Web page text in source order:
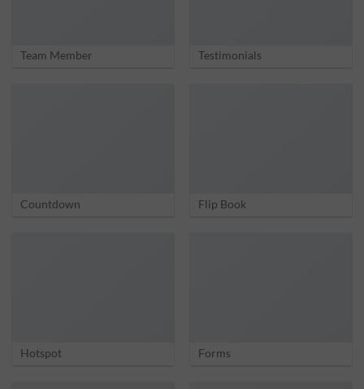
Team Member Testimonials
Countdown Flip Book
Hotspot Forms